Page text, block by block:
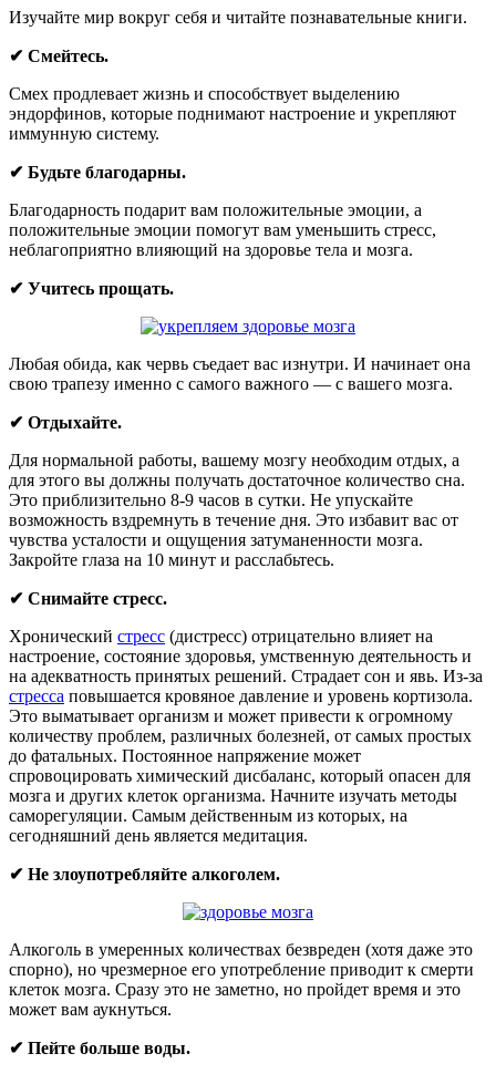
Изучайте мир вокруг себя и читайте познавательные книги.
✔ Смейтесь.
Смех продлевает жизнь и способствует выделению
эндорфинов, которые поднимают настроение и укрепляют
иммунную систему.
✔ Будьте благодарны.
Благодарность подарит вам положительные эмоции, а
положительные эмоции помогут вам уменьшить стресс,
неблагоприятно влияющий на здоровье тела и мозга.
✔ Учитесь прощать.
Любая обида, как червь съедает вас изнутри. И начинает она
свою трапезу именно с самого важного — с вашего мозга.
✔ Отдыхайте.
Для нормальной работы, вашему мозгу необходим отдых, а
для этого вы должны получать достаточное количество сна.
Это приблизительно 8-9 часов в сутки. Не упускайте
возможность вздремнуть в течение дня. Это избавит вас от
чувства усталости и ощущения затуманенности мозга.
Закройте глаза на 10 минут и расслабьтесь.
✔ Снимайте стресс.
Хронический стресс (дистресс) отрицательно влияет на
настроение, состояние здоровья, умственную деятельность и
на адекватность принятых решений. Страдает сон и явь. Из-за
стресса повышается кровяное давление и уровень кортизола.
Это выматывает организм и может привести к огромному
количеству проблем, различных болезней, от самых простых
до фатальных. Постоянное напряжение может
спровоцировать химический дисбаланс, который опасен для
мозга и других клеток организма. Начните изучать методы
саморегуляции. Самым действенным из которых, на
сегодняшний день является медитация.
✔ Не злоупотребляйте алкоголем.
Алкоголь в умеренных количествах безвреден (хотя даже это
спорно), но чрезмерное его употребление приводит к смерти
клеток мозга. Сразу это не заметно, но пройдет время и это
может вам аукнуться.
✔ Пейте больше воды.